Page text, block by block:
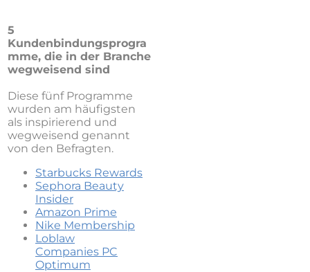
5
Kundenbindungsprogra
mme, die in der Branche
wegweisend sind
Diese fünf Programme
wurden am häufigsten
als inspirierend und
wegweisend genannt
von den Befragten.
Starbucks Rewards
Sephora Beauty
Insider
Amazon Prime
Nike Membership
Loblaw
Companies PC
Optimum